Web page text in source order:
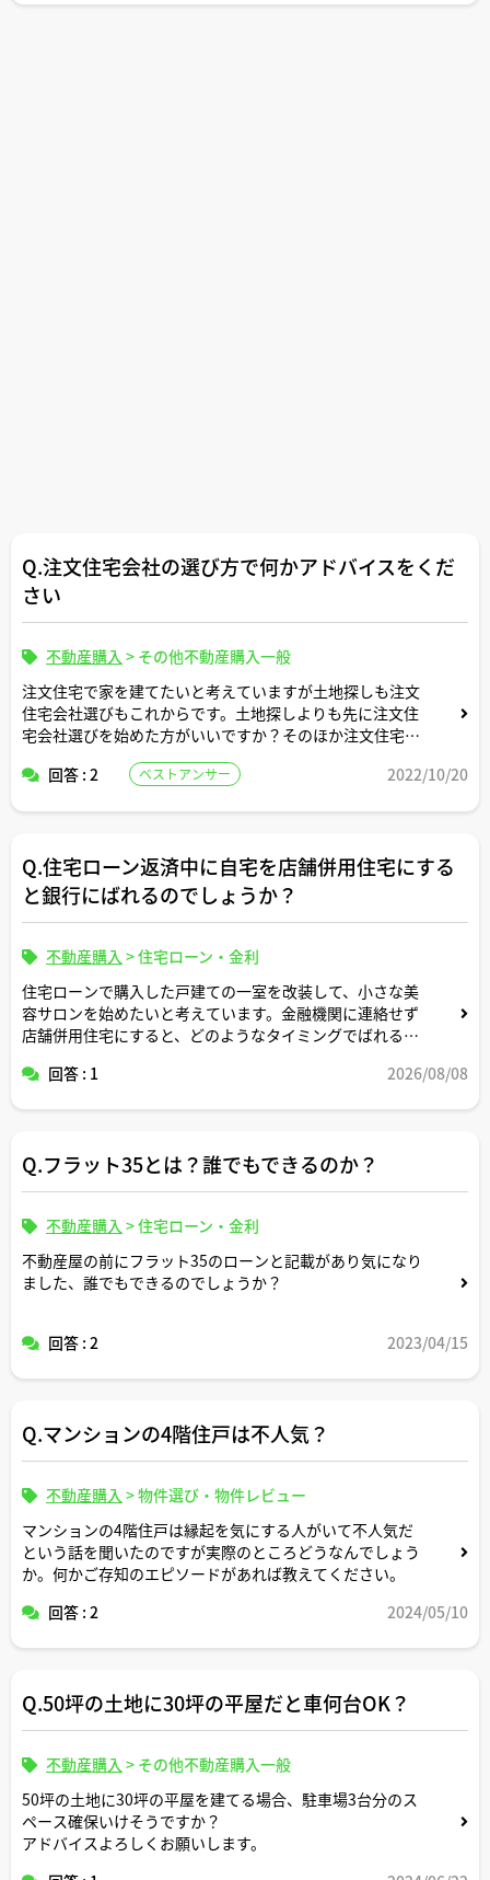
Q.注文住宅会社の選び方で何かアドバイスをくだ
さい
不動産購入 > その他不動産購入一般
注文住宅で家を建てたいと考えていますが土地探しも注文
住宅会社選びもこれからです。土地探しよりも先に注文住
宅会社選びを始めた方がいいですか？そのほか注文住宅会
と思います。どうぞよろしくお願いします。
回答 : 2 ベストアンサー 2022/10/20
Q.住宅ローン返済中に自宅を店舗併用住宅にする
と銀行にばれるのでしょうか？
不動産購入 >住宅ローン・金利
住宅ローンで購入した戸建ての一室を改装して、小さな美
容サロンを始めたいと考えています。金融機関に連絡せず
店舗併用住宅にすると、どのようなタイミングでばれるこ
事前に必要な手続きについて、宅建士さんのご経験も踏ま
回答 : 1 2026/08/08
Q.フラット35とは？誰でもできるのか？
不動産購入 >住宅ローン・金利
不動産屋の前にフラット35のローンと記載があり気になり
ました、誰でもできるのでしょうか？
回答 : 2 2023/04/15
Q.マンションの4階住戸は不人気？
不動産購入 >物件選び・物件レビュー
マンションの4階住戸は縁起を気にする人がいて不人気だ
という話を聞いたのですが実際のところどうなんでしょう
か。何かご存知のエピソードがあれば教えてください。
回答 : 2
2024/05/10
Q.50坪の土地に30坪の平屋だと車何台OK？
不動産購入 > その他不動産購入一般
50坪の土地に30坪の平屋を建てる場合、駐車場3台分のス
ペース確保いけそうですか？
アドバイスよろしくお願いします。